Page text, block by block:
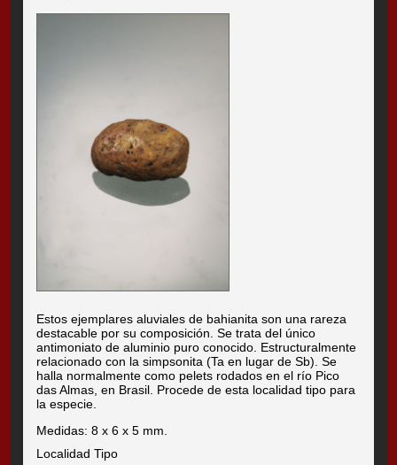
Estos ejemplares aluviales de bahianita son una rareza
destacable por su composición. Se trata del único
antimoniato de aluminio puro conocido. Estructuralmente
relacionado con la simpsonita (Ta en lugar de Sb). Se
halla normalmente como pelets rodados en el río Pico
das Almas, en Brasil. Procede de esta localidad tipo para
la especie.
Medidas: 8 x 6 x 5 mm.
Localidad Tipo